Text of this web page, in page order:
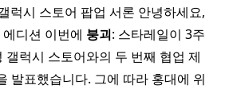
럭시 스토어 팝업 서론 안녕하세요,
디션 이번에 붕괴: 스타레일이 3주
갤럭시 스토어와의 두 번째 협업 제
발표했습니다. 그에 따라 홍대에 위